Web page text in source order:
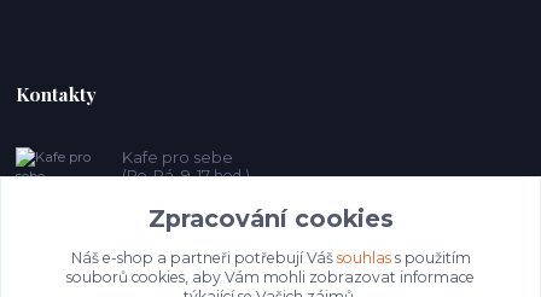
Kontakty
Kafe pro sebe
(Po-Pá, 9-17 hod.)
prosebeunicov@seznam.cz
Zpracování cookies
Náš e-shop a partneři potřebují Váš souhlass použitím
souborů cookies, aby Vám mohli zobrazovat informace